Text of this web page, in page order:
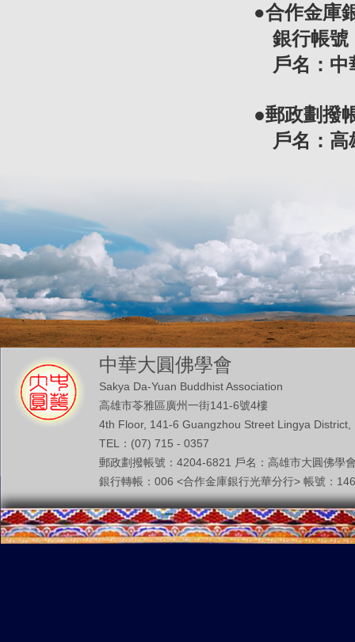
●合作金庫
銀行帳號
戶名：
●郵政劃撥
戶名：高
中華大圓佛學會
Sakya Da-Yuan Buddhist Association
高雄市苓雅區廣州一街141-6號4樓
4th Floor, 141-6 Guangzhou Street Lingya District,
TEL：(07) 715 - 0357
郵政劃撥帳號：4204-6821 戶名：高雄市大圓佛學
銀行轉帳：006 <合作金庫銀行光華分行> 帳號：